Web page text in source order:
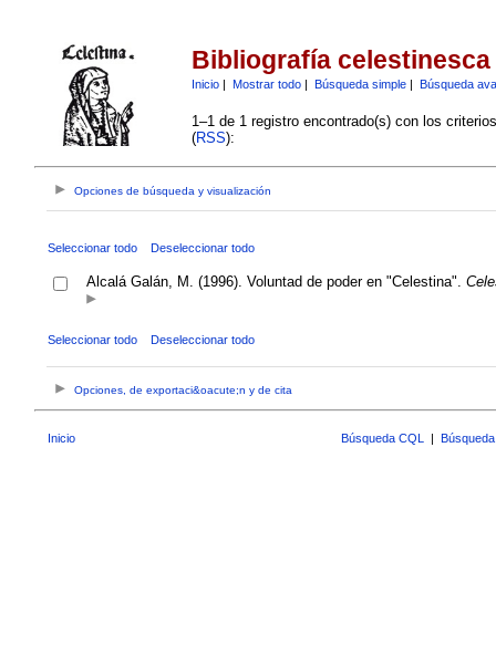
Bibliografía celestinesca
Inicio| Mostrar todo| Búsqueda simple| Búsqueda
1–1 de 1 registro encontrado(s) con los
(RSS):
Opciones de búsqueda y visualización
Seleccionar todo Deseleccionar todo
Alcalá Galán, M. (1996). Voluntad de poder en "Celestina".
Seleccionar todo Deseleccionar todo
Opciones, de exportaci&oacute;n y de cita
Inicio Búsqueda CQL |